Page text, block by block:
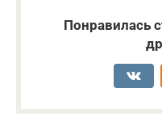
Понравилась